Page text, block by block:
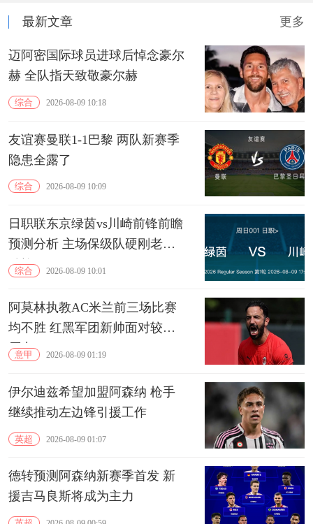
最新文章 更多
迈阿密国际球员进球后悼念豪尔
赫 全队指天致敬豪尔赫
综合 2026-08-09 10:18
友谊赛曼联1-1巴黎 两队新赛季
隐患全露了
综合 2026-08-09 10:09
日职联东京绿茵vs川崎前锋前瞻
预测分析 主场保级队硬刚老牌
劲旅
综合 2026-08-09 10:01
阿莫林执教AC米兰前三场比赛
均不胜 红黑军团新帅面对较大
压力
意甲 2026-08-09 01:19
伊尔迪兹希望加盟阿森纳 枪手
继续推动左边锋引援工作
英超 2026-08-09 01:07
德转预测阿森纳新赛季首发 新
援吉马良斯将成为主力